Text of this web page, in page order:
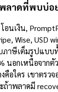
ลาดที่พบบ่อ
อนเงิน,
Wise, USD
ภาษีเต็มรูปแบ
นอกเหนือจากตั
อใคร เขาตรวจ
าพลาดมี